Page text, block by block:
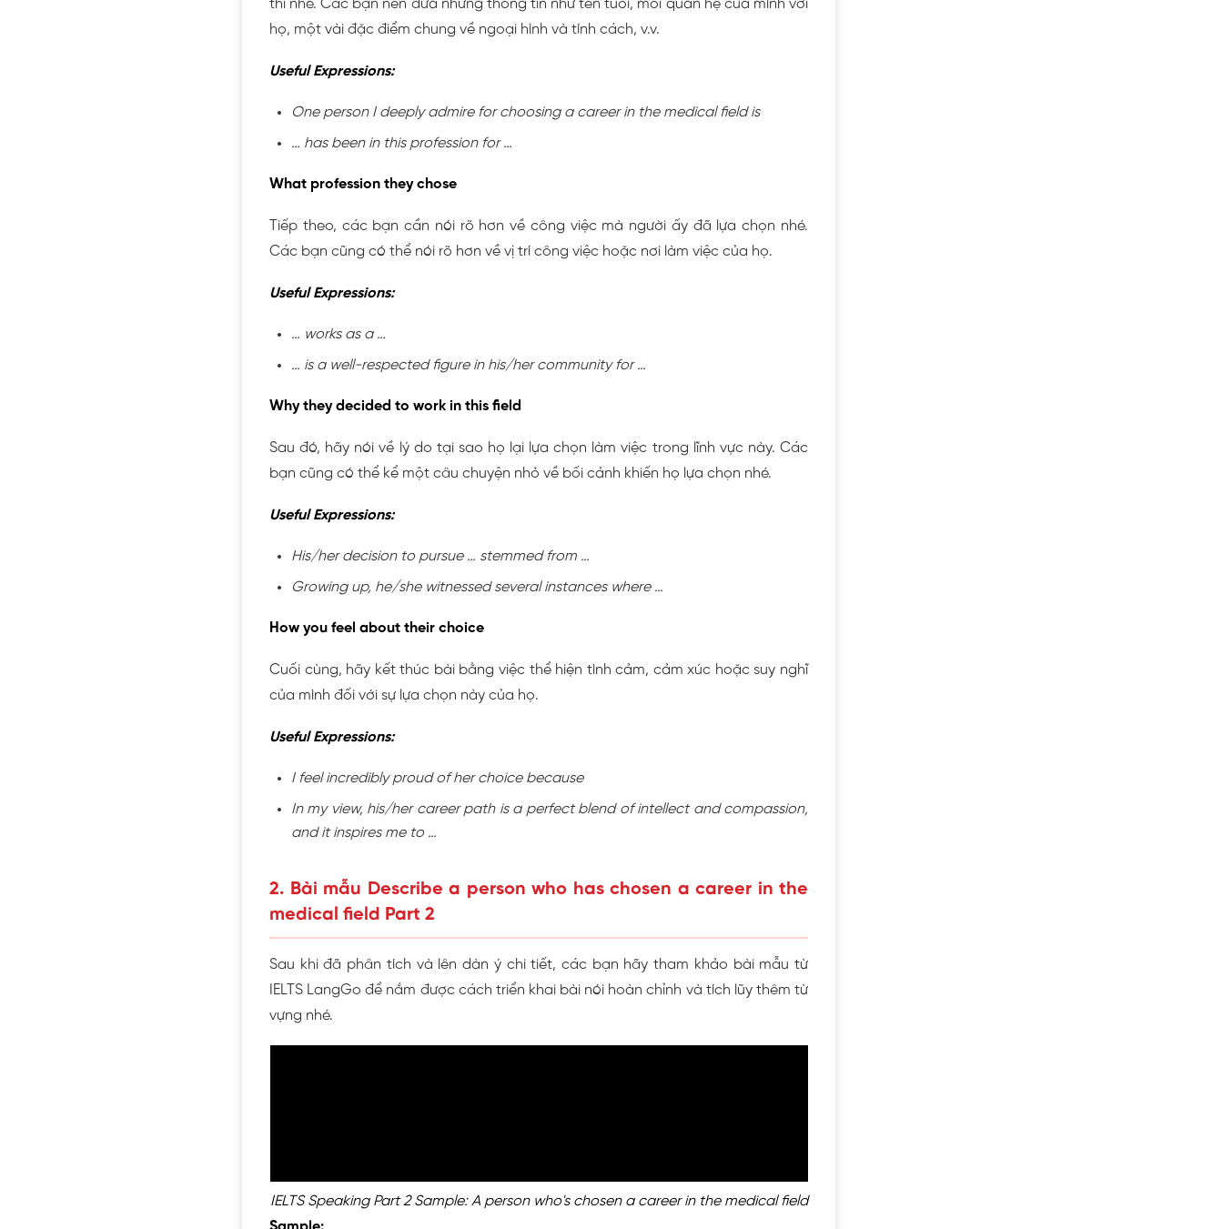
thi nhé. Các bạn nên đưa những thông tin như tên tuổi, mối quan hệ của mình với
họ, một vài đặc điểm chung về ngoại hình và tính cách, v.v.
Useful Expressions:
One person I deeply admire for choosing a career in the medical field is
… has been in this profession for …
What profession they chose
Tiếp theo, các bạn cần nói rõ hơn về công việc mà người ấy đã lựa chọn nhé.
Các bạn cũng có thể nói rõ hơn về vị trí công việc hoặc nơi làm việc của họ.
Useful Expressions:
… works as a …
… is a well-respected figure in his/her community for …
Why they decided to work in this field
Sau đó, hãy nói về lý do tại sao họ lại lựa chọn làm việc trong lĩnh vực này. Các
bạn cũng có thể kể một câu chuyện nhỏ về bối cảnh khiến họ lựa chọn nhé.
Useful Expressions:
His/her decision to pursue … stemmed from …
Growing up, he/she witnessed several instances where …
How you feel about their choice
Cuối cùng, hãy kết thúc bài bằng việc thể hiện tình cảm, cảm xúc hoặc suy nghĩ
của mình đối với sự lựa chọn này của họ.
Useful Expressions:
I feel incredibly proud of her choice because
In my view, his/her career path is a perfect blend of intellect and compassion,
and it inspires me to …
2. Bài mẫu Describe a person who has chosen a career in the
medical field Part 2
Sau khi đã phân tích và lên dàn ý chi tiết, các bạn hãy tham khảo bài mẫu từ
IELTS LangGo để nắm được cách triển khai bài nói hoàn chỉnh và tích lũy thêm từ
vựng nhé.
IELTS Speaking Part 2 Sample: A person who's chosen a career in the medical field